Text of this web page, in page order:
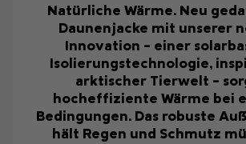
Natürliche Wärme. Neu
Daunenjacke mit unserer
Innovation – einer
Isolierungstechnologie,
arktischer Tierwelt –
hocheffiziente Wärme bei
Bedingungen. Das robuste
hält Regen und Schmutz